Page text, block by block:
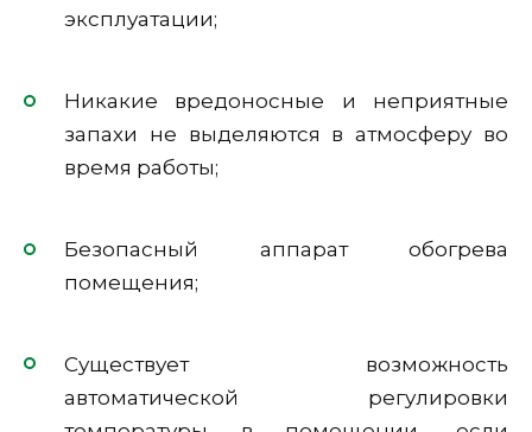
эксплуатации;
Никакие вредоносные и неприятные
запахи не выделяются в атмосферу во
время работы;
Безопасный аппарат обогрева
помещения;
Существует возможность
автоматической регулировки